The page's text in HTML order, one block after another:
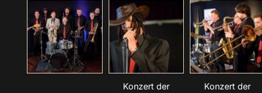
Konzert der
Konzert der